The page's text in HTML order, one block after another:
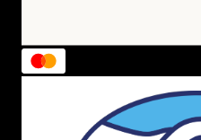
conquistaram o público.
1. Branco com Verde
A combinaçãobranco com
nunca sai de moda.